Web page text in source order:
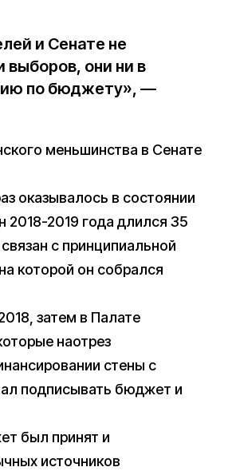
и Сенате не
выборов, они ни в
по бюджету», —
меньшинства в Сенате
оказывалось в состоянии
2018-2019 года длился 35
с принципиальной
которой он собрался
затем в Палате
наотрез
стены с
подписывать бюджет и
был принят и
источников